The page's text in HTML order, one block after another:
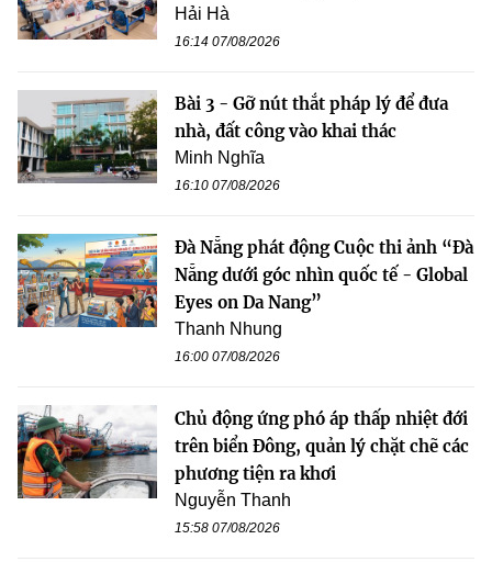
Hải Hà
16:14 07/08/2026
Bài 3 - Gỡ nút thắt pháp lý để đưa
nhà, đất công vào khai thác
Minh Nghĩa
16:10 07/08/2026
Đà Nẵng phát động Cuộc thi ảnh “Đà
Nẵng dưới góc nhìn quốc tế - Global
Eyes on Da Nang”
Thanh Nhung
16:00 07/08/2026
Chủ động ứng phó áp thấp nhiệt đới
trên biển Đông, quản lý chặt chẽ các
phương tiện ra khơi
Nguyễn Thanh
15:58 07/08/2026